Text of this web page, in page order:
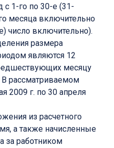
с 1-го по 30-е (31-
месяца включительно
число включительно).
размера
являются 12
месяцу
В рассматриваемом
2009 г. по 30 апреля
из расчетного
а также начисленные
за работником